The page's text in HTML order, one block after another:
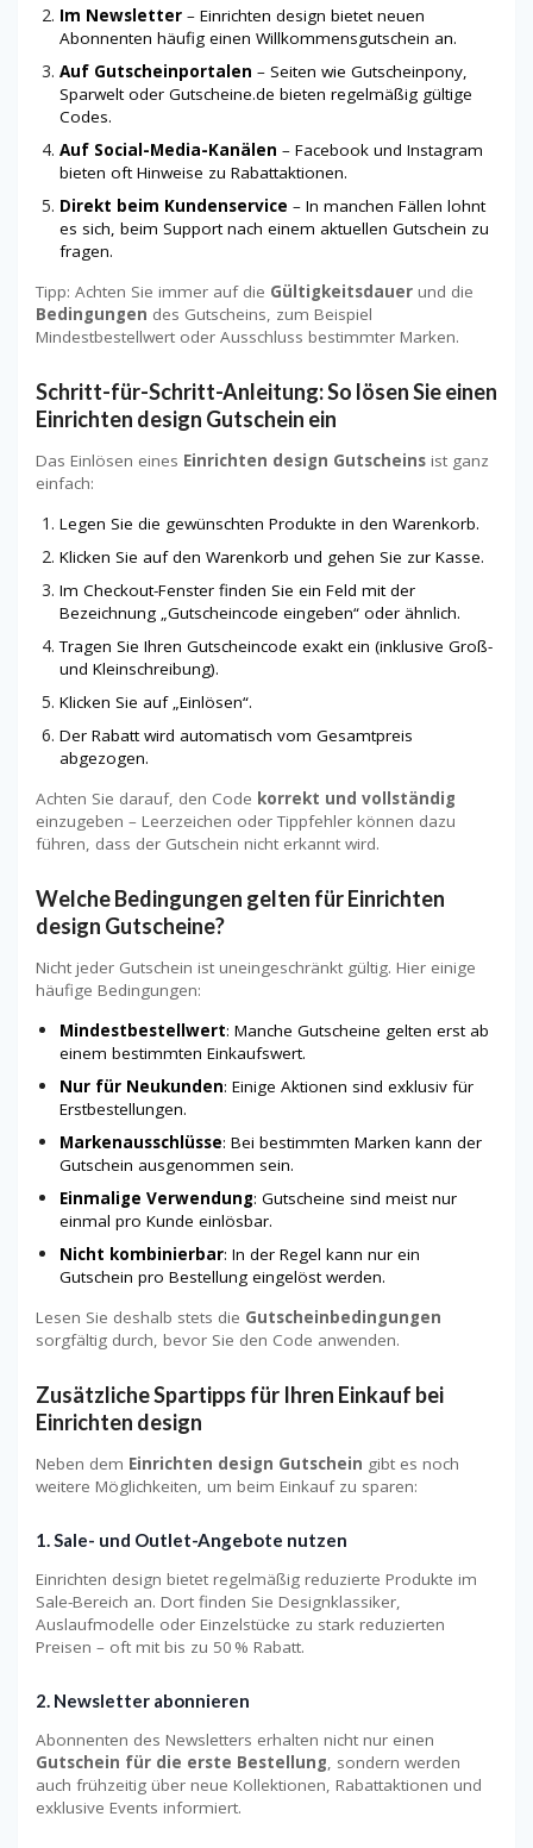
Im Newsletter – Einrichten design bietet neuen
Abonnenten häufig einen Willkommensgutschein an.
Auf Gutscheinportalen – Seiten wie Gutscheinpony,
Sparwelt oder Gutscheine.de bieten regelmäßig gültige
Codes.
Auf Social-Media-Kanälen – Facebook und Instagram
bieten oft Hinweise zu Rabattaktionen.
Direkt beim Kundenservice – In manchen Fällen lohnt
es sich, beim Support nach einem aktuellen Gutschein zu
fragen.
Tipp: Achten Sie immer auf die Gültigkeitsdauer und die
Bedingungen des Gutscheins, zum Beispiel
Mindestbestellwert oder Ausschluss bestimmter Marken.
Schritt-für-Schritt-Anleitung: So lösen Sie einen
Einrichten design Gutschein ein
Das Einlösen eines Einrichten design Gutscheins ist ganz
einfach:
Legen Sie die gewünschten Produkte in den Warenkorb.
Klicken Sie auf den Warenkorb und gehen Sie zur Kasse.
Im Checkout-Fenster finden Sie ein Feld mit der
Bezeichnung „Gutscheincode eingeben“ oder ähnlich.
Tragen Sie Ihren Gutscheincode exakt ein (inklusive Groß-
und Kleinschreibung).
Klicken Sie auf „Einlösen“.
Der Rabatt wird automatisch vom Gesamtpreis
abgezogen.
Achten Sie darauf, den Code korrekt und vollständig
einzugeben – Leerzeichen oder Tippfehler können dazu
führen, dass der Gutschein nicht erkannt wird.
Welche Bedingungen gelten für Einrichten
design Gutscheine?
Nicht jeder Gutschein ist uneingeschränkt gültig. Hier einige
häufige Bedingungen:
Mindestbestellwert: Manche Gutscheine gelten erst ab
einem bestimmten Einkaufswert.
Nur für Neukunden: Einige Aktionen sind exklusiv für
Erstbestellungen.
Markenausschlüsse: Bei bestimmten Marken kann der
Gutschein ausgenommen sein.
Einmalige Verwendung: Gutscheine sind meist nur
einmal pro Kunde einlösbar.
Nicht kombinierbar: In der Regel kann nur ein
Gutschein pro Bestellung eingelöst werden.
Lesen Sie deshalb stets die Gutscheinbedingungen
sorgfältig durch, bevor Sie den Code anwenden.
Zusätzliche Spartipps für Ihren Einkauf bei
Einrichten design
Neben dem Einrichten design Gutschein gibt es noch
weitere Möglichkeiten, um beim Einkauf zu sparen:
1. Sale- und Outlet-Angebote nutzen
Einrichten design bietet regelmäßig reduzierte Produkte im
Sale-Bereich an. Dort finden Sie Designklassiker,
Auslaufmodelle oder Einzelstücke zu stark reduzierten
Preisen – oft mit bis zu 50 % Rabatt.
2. Newsletter abonnieren
Abonnenten des Newsletters erhalten nicht nur einen
Gutschein für die erste Bestellung, sondern werden
auch frühzeitig über neue Kollektionen, Rabattaktionen und
exklusive Events informiert.